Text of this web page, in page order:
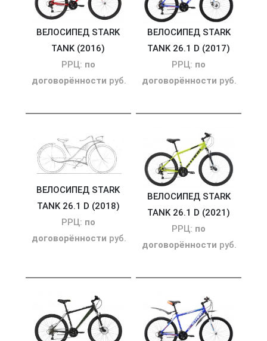
ВЕЛОСИПЕД STARK
TANK (2016)
РРЦ: по
договорённости руб.
ВЕЛОСИПЕД STARK
TANK 26.1 D (2017)
РРЦ: по
договорённости руб.
ВЕЛОСИПЕД STARK
TANK 26.1 D (2018)
РРЦ: по
договорённости руб.
ВЕЛОСИПЕД STARK
TANK 26.1 D (2021)
РРЦ: по
договорённости руб.